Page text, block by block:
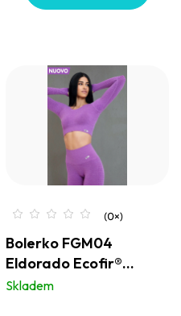
Bolerko FGM04
Eldorado Ecofir®
fialové
Skladem